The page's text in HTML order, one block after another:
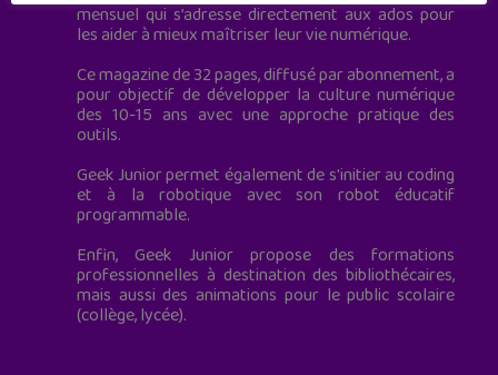
mensuel qui s’adresse directement aux ados pour
les aider à mieux maîtriser leur vie numérique.
Ce magazine de 32 pages, diffusé par abonnement, a
pour objectif de développer la culture numérique
des 10-15 ans avec une approche pratique des
outils.
Geek Junior permet également de s'initier au coding
et à la robotique avec son robot éducatif
programmable.
Enfin, Geek Junior propose des formations
professionnelles à destination des bibliothécaires,
mais aussi des animations pour le public scolaire
(collège, lycée).